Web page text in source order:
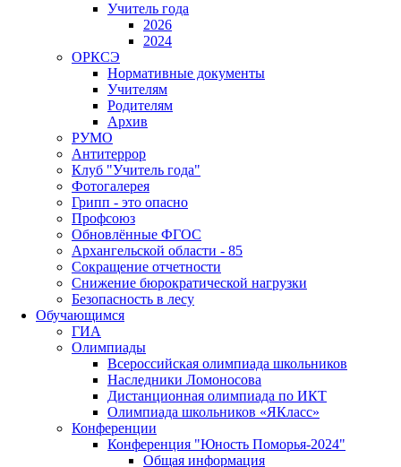
Учитель года
2026
2024
ОРКСЭ
Нормативные документы
Учителям
Родителям
Архив
РУМО
Антитеррор
Клуб "Учитель года"
Фотогалерея
Грипп - это опасно
Профсоюз
Обновлённые ФГОС
Архангельской области - 85
Сокращение отчетности
Снижение бюрократической нагрузки
Безопасность в лесу
Обучающимся
ГИА
Олимпиады
Всероссийская олимпиада школьников
Наследники Ломоносова
Дистанционная олимпиада по ИКТ
Олимпиада школьников «ЯКласс»
Конференции
Конференция "Юность Поморья-2024"
Общая информация